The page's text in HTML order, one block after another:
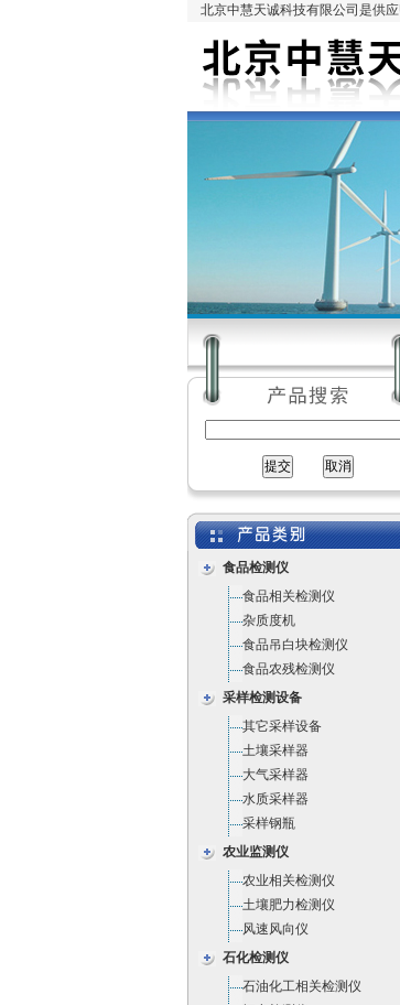
北京中慧天诚科技有限公司是供应
食品检测仪
食品相关检测仪
杂质度机
食品吊白块检测仪
食品农残检测仪
采样检测设备
其它采样设备
土壤采样器
大气采样器
水质采样器
采样钢瓶
农业监测仪
农业相关检测仪
土壤肥力检测仪
风速风向仪
石化检测仪
石油化工相关检测仪